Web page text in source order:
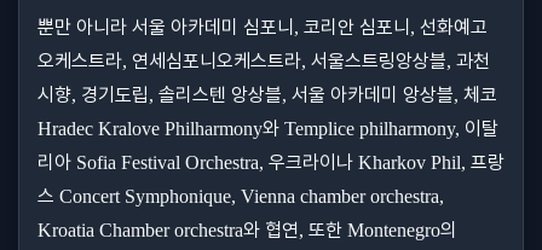
뿐만 아니라 서울 아카데미 심포니, 코리안 심포니, 선화예고
오케스트라, 연세심포니오케스트라, 서울스트링앙상블, 과천
시향, 경기도립, 솔리스텐 앙상블, 서울 아카데미 앙상블, 체코
Hradec Kralove Philharmony와 Templice philharmony, 이탈
리아 Sofia Festival Orchestra, 우크라이나 Kharkov Phil, 프랑
스 Concert Symphonique, Vienna chamber orchestra,
Kroatia Chamber orchestra와 협연, 또한 Montenegro의